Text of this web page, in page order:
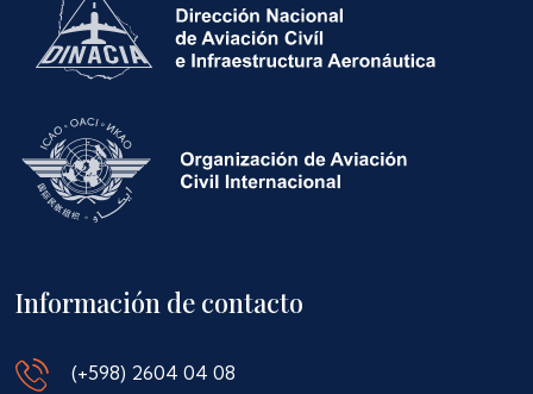
Información de contacto
(+598) 2604 04 08